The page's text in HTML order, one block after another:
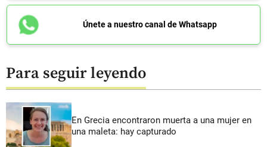
Únete a nuestro canal de Whatsapp
Para seguir leyendo
En Grecia encontraron muerta a una mujer en
una maleta: hay capturado